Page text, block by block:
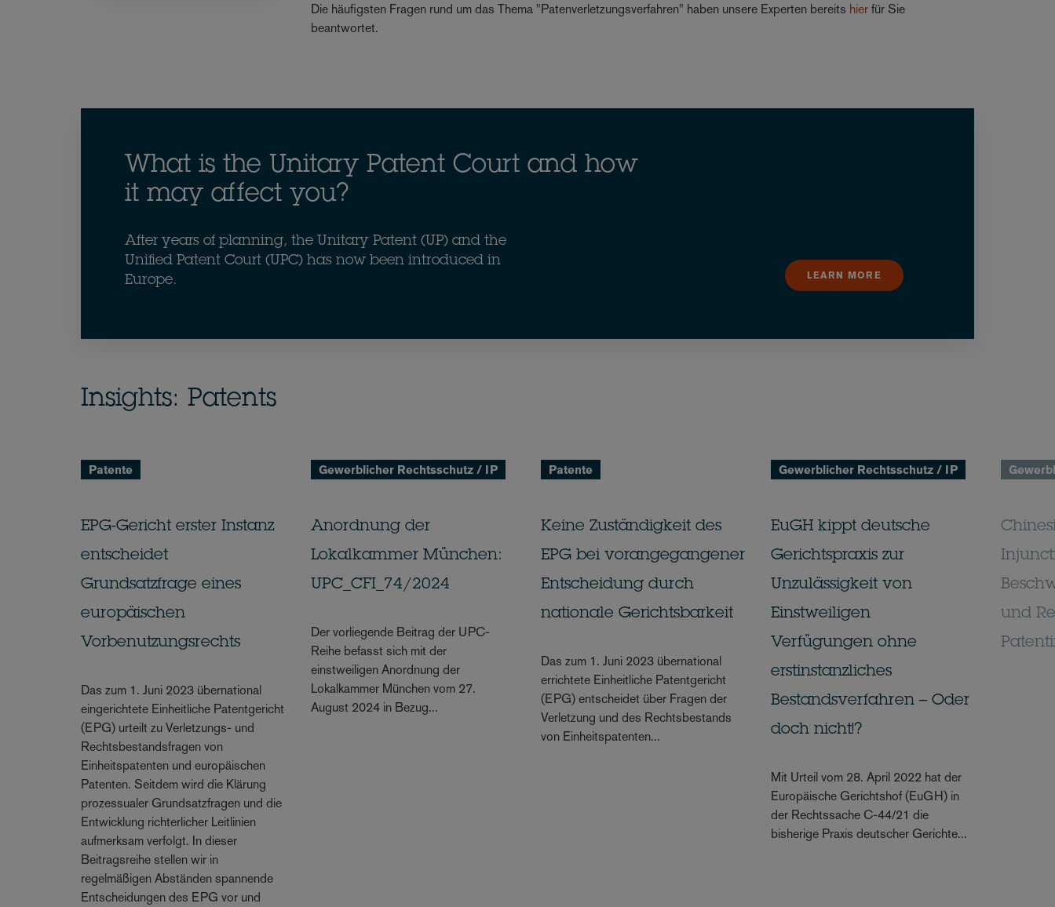
Die häufigsten Fragen rund um das Thema "Patenverletzungsverfahren" haben unsere Experten bereits hier für Sie
beantwortet.
What is the Unitary Patent Court and how
it may affect you?
After years of planning, the Unitary Patent (UP) and the
Unified Patent Court (UPC) has now been introduced in
Europe.
LEARN MORE
Insights: Patents
Patente
EPG-Gericht erster Instanz
entscheidet
Grundsatzfrage eines
europäischen
Vorbenutzungsrechts
Das zum 1. Juni 2023 übernational
eingerichtete Einheitliche Patentgericht
(EPG) urteilt zu Verletzungs- und
Rechtsbestandsfragen von
Einheitspatenten und europäischen
Patenten. Seitdem wird die Klärung
prozessualer Grundsatzfragen und die
Entwicklung richterlicher Leitlinien
aufmerksam verfolgt. In dieser
Beitragsreihe stellen wir in
regelmäßigen Abständen spannende
Entscheidungen des EPG vor und
Gewerblicher Rechtsschutz / IP
Anordnung der
Lokalkammer München:
UPC_CFI_74/2024
Der vorliegende Beitrag der UPC-
Reihe befasst sich mit der
einstweiligen Anordnung der
Lokalkammer München vom 27.
August 2024 in Bezug...
Patente
Keine Zuständigkeit des
EPG bei vorangegangener
Entscheidung durch
nationale Gerichtsbarkeit
Das zum 1. Juni 2023 übernational
errichtete Einheitliche Patentgericht
(EPG) entscheidet über Fragen der
Verletzung und des Rechtsbestands
von Einheitspatenten...
Gewerblicher Rechtsschutz / IP
EuGH kippt deutsche
Gerichtspraxis zur
Unzulässigkeit von
Einstweiligen
Verfügungen ohne
erstinstanzliches
Bestandsverfahren – Oder
doch nicht!?
Mit Urteil vom 28. April 2022 hat der
Europäische Gerichtshof (EuGH) in
der Rechtssache C-44/21 die
bisherige Praxis deutscher Gerichte...
und